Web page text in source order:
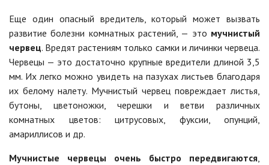
Еще один опасный вредитель, который может вызвать
развитие болезни комнатных растений, — это мучнистый
червец. Вредят растениям только самки и личинки червеца.
Червецы — это достаточно крупные вредители длиной 3,5
мм. Их легко можно увидеть на пазухах листьев благодаря
их белому налету. Мучнистый червец повреждает листья,
бутоны, цветоножки, черешки и ветви различных
комнатных цветов: цитрусовых, фуксии, опунций,
амариллисов и др.
Мучнистые червецы очень быстро передвигаются,